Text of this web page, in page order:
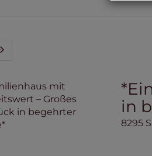
in
8295